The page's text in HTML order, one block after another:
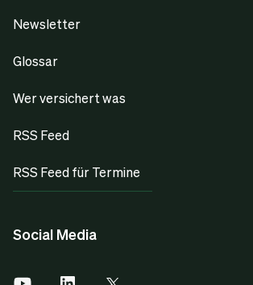
Newsletter
Glossar
Wer versichert was
RSS Feed
RSS Feed für Termine
Social Media